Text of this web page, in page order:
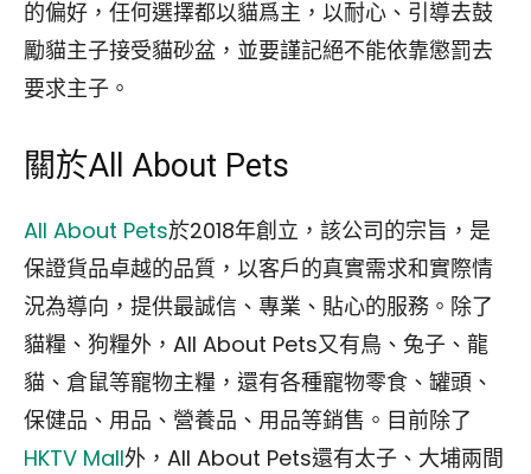
的偏好，任何選擇都以貓爲主，以耐心、引導去鼓
勵貓主子接受貓砂盆，並要謹記絕不能依靠懲罰去
要求主子。
關於All About Pets
All About Pets於2018年創立，該公司的宗旨，是
保證貨品卓越的品質，以客戶的真實需求和實際情
況為導向，提供最誠信、專業、貼心的服務。除了
貓糧、狗糧外，All About Pets又有鳥、兔子、龍
貓、倉鼠等寵物主糧，還有各種寵物零食、罐頭、
保健品、用品、營養品、用品等銷售。目前除了
HKTV Mall外，All About Pets還有太子、大埔兩間